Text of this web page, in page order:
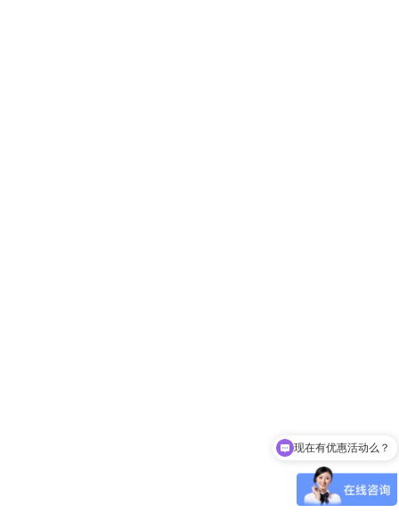
现在有优惠活动么？